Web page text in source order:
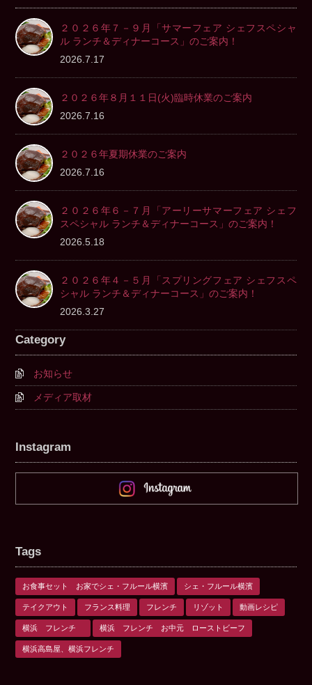
２０２６年７－９月「サマーフェア シェフスペシャ
ル ランチ＆ディナーコース」のご案内！
2026.7.17
２０２６年８月１１日(火)臨時休業のご案内
2026.7.16
２０２６年夏期休業のご案内
2026.7.16
２０２６年６－７月「アーリーサマーフェア シェフ
スペシャル ランチ＆ディナーコース」のご案内！
2026.5.18
２０２６年４－５月「スプリングフェア シェフスペ
シャル ランチ＆ディナーコース」のご案内！
2026.3.27
Category
お知らせ
メディア取材
Instagram
Tags
お食事セット お家でシェ・フルール横濱 シェ・フルール横濱
テイクアウト フランス料理 フレンチ リゾット 動画レシピ
横浜 フレンチ 横浜 フレンチ お中元 ローストビーフ
横浜高島屋、横浜フレンチ